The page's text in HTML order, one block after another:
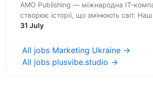
AMO Publishing — міжнародна IT-
створює історії, що змінюють світ. Наш продукт,
AmoMama, є одним із найбільших
31 July
All jobs Marketing Ukraine →
All jobs plusvibe.studio →